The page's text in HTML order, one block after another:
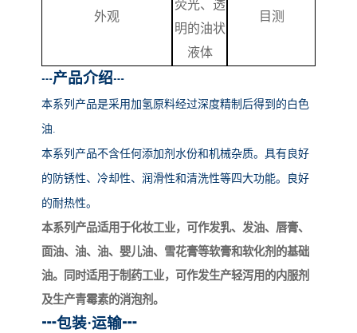
外观
荧光、透
明的油状
液体
目测
┅产品介绍┅
本系列产品是采用加氢原料经过深度精制后得到的白色
油.
本系列产品不含任何添加剂水份和机械杂质。具有良好
的防锈性、冷却性、润滑性和清洗性等四大功能。良好
的耐热性。
本系列产品适用于化妆工业，可作发乳、发油、唇膏、
面油、油、油、婴儿油、雪花膏等软膏和软化剂的基础
油。同时适用于制药工业，可作发生产轻泻用的内服剂
及生产青霉素的消泡剂。
┅包装·运输┅